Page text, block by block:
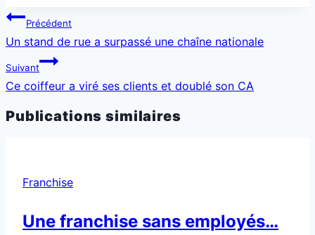
Navigation
de
l’article
Précédent
Un stand de rue a surpassé une chaîne nationale
Suivant
Ce coiffeur a viré ses clients et doublé son CA
Publications similaires
Franchise
Une franchise sans employés…